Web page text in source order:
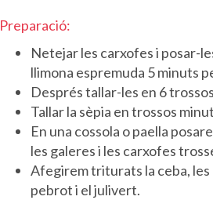
Preparació:
Netejar les carxofes i posar-
llimona espremuda 5 minuts
Després tallar-les en 6
Tallar la sèpia en trossos
En una cossola o paella
les galeres i les carxofes
Afegirem triturats la ceba, les
pebrot i el julivert.